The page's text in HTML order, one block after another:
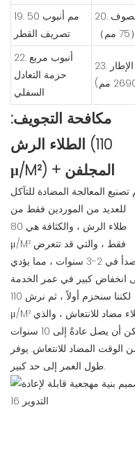
19. 50 مم أنبوب
تصريف القطر
20. لوحة شطيرة الصوف
22. أنبوب مربع
حزمة التعادل
السفلي
23. شعاع جانبي قصير الإطار
مكافحة التجويف:
الطلاء الرش (110
μ/M²) + المجلفن
تصنيع المعالجة المضادة للتآكل
للعديد من الموردين فقط من
طلاء الرش ، والكثافة هي 80
μ/M² فقط ، والتي قد تتعرض
للصدأ في 2-3 سنوات ، مما يؤدي
لكننا سنحزم أولاً ، ثم نرش 110
μ/M² طلاء مضاد للانتعاش ، والذي
يمكن أن يصل عادةً إلى 10 سنوات
الوقت المضاد للانتعاش. يوفر
طول العمر إلى حد كبير.